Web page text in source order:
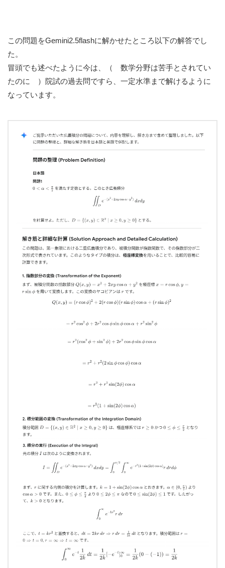
この問題をGemini2.5flashに解かせたところ以下の解答でし
た。
冒頭でも述べたように今は、（ 数学分野は苦手とされてい
たのに ）院試の過去問ですら、一定水準まで解けるように
なっています。